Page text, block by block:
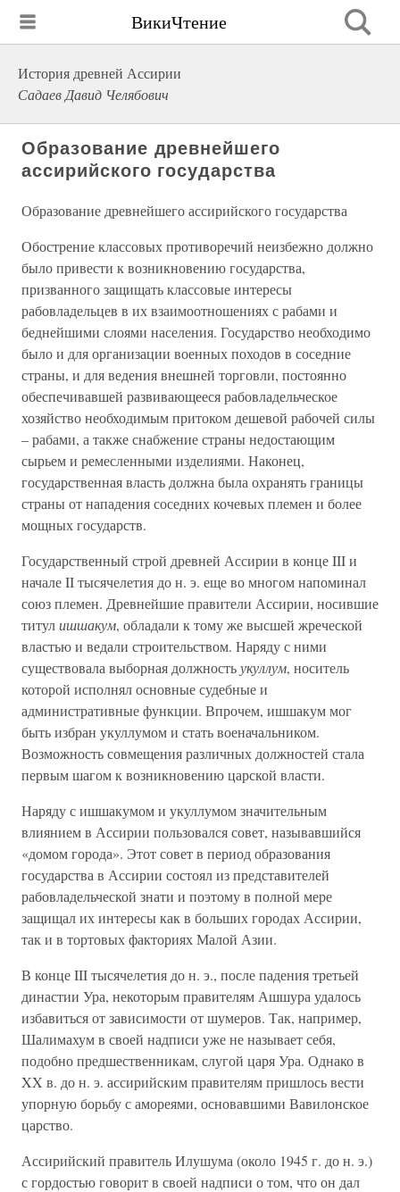
ВикиЧтение
История древней Ассирии
Садаев Давид Челябович
Образование древнейшего
ассирийского государства
Образование древнейшего ассирийского государства
Обострение классовых противоречий неизбежно должно
было привести к возникновению государства,
призванного защищать классовые интересы
рабовладельцев в их взаимоотношениях с рабами и
беднейшими слоями населения. Государство необходимо
было и для организации военных походов в соседние
страны, и для ведения внешней торговли, постоянно
обеспечивавшей развивающееся рабовладельческое
хозяйство необходимым притоком дешевой рабочей силы
– рабами, а также снабжение страны недостающим
сырьем и ремесленными изделиями. Наконец,
государственная власть должна была охранять границы
страны от нападения соседних кочевых племен и более
мощных государств.
Государственный строй древней Ассирии в конце III и
начале II тысячелетия до н. э. еще во многом напоминал
союз племен. Древнейшие правители Ассирии, носившие
титулишшакум, обладали к тому же высшей жреческой
властью и ведали строительством. Наряду с ними
существовала выборная должностьукуллум, носитель
которой исполнял основные судебные и
административные функции. Впрочем, ишшакум мог
быть избран укуллумом и стать военачальником.
Возможность совмещения различных должностей стала
первым шагом к возникновению царской власти.
Наряду с ишшакумом и укуллумом значительным
влиянием в Ассирии пользовался совет, называвшийся
«домом города». Этот совет в период образования
государства в Ассирии состоял из представителей
рабовладельческой знати и поэтому в полной мере
защищал их интересы как в больших городах Ассирии,
так и в тортовых факториях Малой Азии.
В конце III тысячелетия до н. э., после падения третьей
династии Ура, некоторым правителям Ашшура удалось
избавиться от зависимости от шумеров. Так, например,
Шалимахум в своей надписи уже не называет себя,
подобно предшественникам, слугой царя Ура. Однако в
XX в. до н. э. ассирийским правителям пришлось вести
упорную борьбу с амореями, основавшими Вавилонское
царство.
Ассирийский правитель Илушума (около 1945 г. до н. э.)
с гордостью говорит в своей надписи о том, что он дал